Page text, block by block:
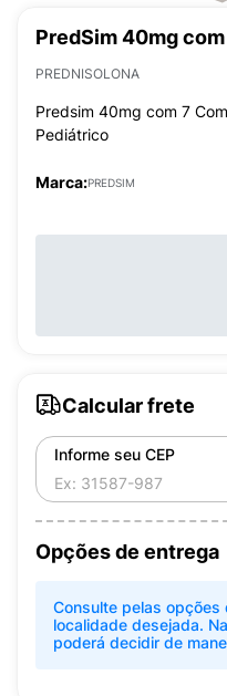
PredSim 40mg
PREDNISOLONA
Predsim 40mg com 7
Pediátrico
Marca:PREDSIM
Calcular frete
Informe seu CEP
Opções de entrega
Consulte pelas
localidade desejada.
poderá decidir de